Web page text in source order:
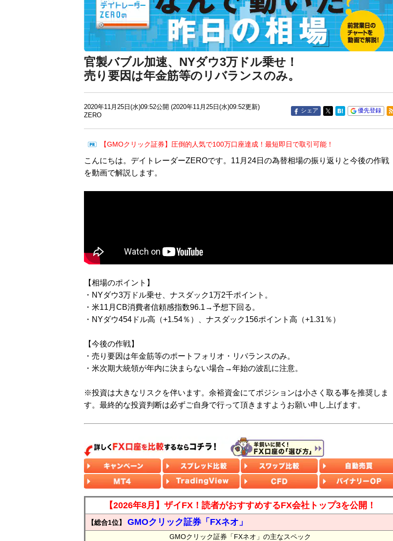
官製バブル加速、NYダウ3万ドル乗せ！
売り要因は年金筋等のリバランスのみ。
2020年11月25日(水)09:52公開 (2020年11月25日(水)09:52更新)
ZERO
シェア 優先登録
【GMOクリック証券】圧倒的人気で100万口座達成！最短即日で取引可能！
こんにちは。デイトレーダーZEROです。11月24日の為替相場の振り返りと今後の作戦
を動画で解説します。
【相場のポイント】
・NYダウ3万ドル乗せ、ナスダック1万2千ポイント。
・米11月CB消費者信頼感指数96.1→予想下回る。
・NYダウ454ドル高（+1.54％）、ナスダック156ポイント高（+1.31％）
【今後の作戦】
・売り要因は年金筋等のポートフォリオ・リバランスのみ。
・米次期大統領が年内に決まらない場合→年始の波乱に注意。
※投資は大きなリスクを伴います。余裕資金にてポジションは小さく取る事を推奨しま
す。最終的な投資判断は必ずご自身で行って頂きますようお願い申し上げます。
【2026年8月】ザイFX！読者がおすすめするFX会社トップ3を公開！
【総合1位】 GMOクリック証券「FXネオ」
GMOクリック証券「FXネオ」の主なスペック